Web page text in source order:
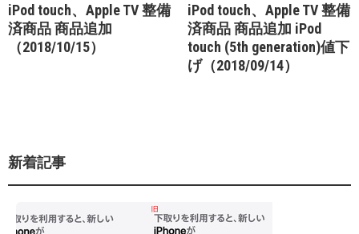
iPod touch、Apple TV 整備
済商品 商品追加
（2018/10/15）
iPod touch、Apple TV 整備
済商品 商品追加 iPod
touch (5th generation)値下
げ（2018/09/14）
新着記事